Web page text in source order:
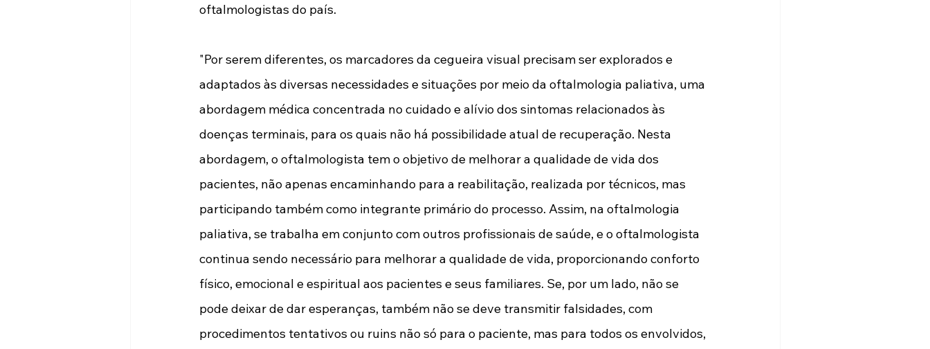
oftalmologistas do país.
"Por serem diferentes, os marcadores da cegueira visual precisam ser explorados e
adaptados às diversas necessidades e situações por meio da oftalmologia paliativa, uma
abordagem médica concentrada no cuidado e alívio dos sintomas relacionados às
doenças terminais, para os quais não há possibilidade atual de recuperação. Nesta
abordagem, o oftalmologista tem o objetivo de melhorar a qualidade de vida dos
pacientes, não apenas encaminhando para a reabilitação, realizada por técnicos, mas
participando também como integrante primário do processo. Assim, na oftalmologia
paliativa, se trabalha em conjunto com outros profissionais de saúde, e o oftalmologista
continua sendo necessário para melhorar a qualidade de vida, proporcionando conforto
físico, emocional e espiritual aos pacientes e seus familiares. Se, por um lado, não se
pode deixar de dar esperanças, também não se deve transmitir falsidades, com
procedimentos tentativos ou ruins não só para o paciente, mas para todos os envolvidos,